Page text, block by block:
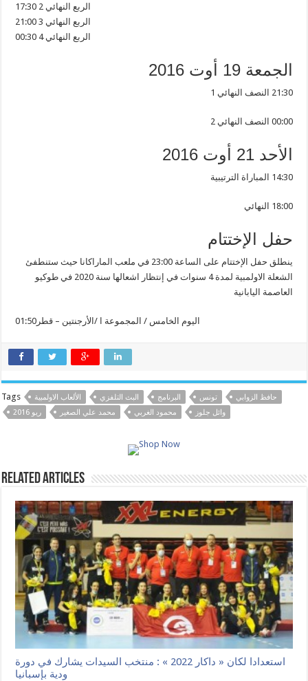
17:30 الربع النهائي 2
21:00 الربع النهائي 3
00:30 الربع النهائي 4
الجمعة 19 أوت 2016
21:30 النصف النهائي 1
00:00 النصف النهائي 2
الأحد 21 أوت 2016
14:30 المباراة الترتيبية
18:00 النهائي
حفل الإختتام
ينطلق حفل الإختتام على الساعة 23:00 في ملعب الماراكانا حيث ستنطفئ
الشعلة الاولمبية لمدة 4 سنوات في إنتظار اشعالها سنة 2020 في طوكيو
العاصمة اليابانية
01:50اليوم الخامس / المجموعة ا /الأرجنتين – قطر
Tags الألعاب الاولمبية البث التلفزي البرنامج تونس
حافظ الزوابي
ريو 2016
محمد علي الصغير محمود الغربي وائل جلوز
Related Articles
استعدادا لكان « داكار 2022 » : منتخب السيدات يشارك في دورة
ودية بإسبانيا